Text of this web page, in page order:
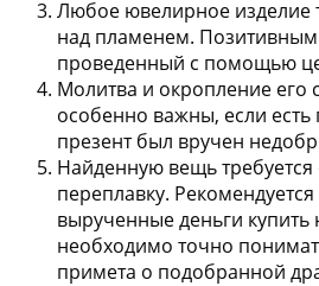
Любое ювелирное изделие
над пламенем. Позитивным
проведенный с помощью
Молитва и окропление его
особенно важны, если есть
презент был вручен
Найденную вещь требуется
переплавку.
вырученные деньги купить
необходимо точно
примета о подобранной